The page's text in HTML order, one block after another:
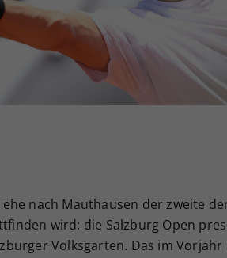
nach Mauthausen der zweite
wird: die Salzburg Open
Volksgarten. Das im
Ihrer
Webseiten-